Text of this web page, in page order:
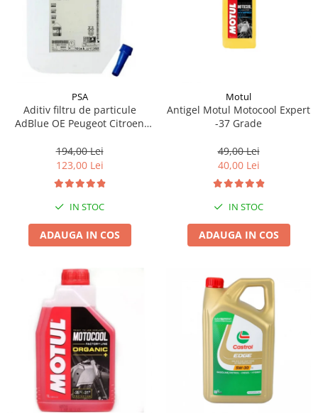
PSA
Aditiv filtru de particule
AdBlue OE Peugeot Citroen
194,00 Lei
123,00 Lei
IN STOC
ADAUGA IN COS
Motul
Antigel Motul Motocool Expert
-37 Grade
49,00 Lei
40,00 Lei
IN STOC
ADAUGA IN COS